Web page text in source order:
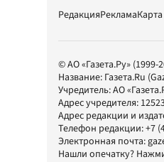
РедакцияРеклама
© АО «Газета.Ру» (1999-
Название: Газета.Ru
Учредитель:АО
Адрес учредителя:
Адрес редакции и
Телефон редакции:+7
Электронная почта:
Нашли опечатку?